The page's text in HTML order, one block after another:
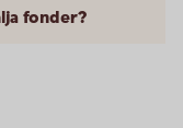
fonder?